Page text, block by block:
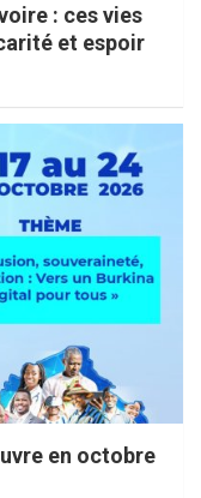
: ces vies
et espoir
en octobre